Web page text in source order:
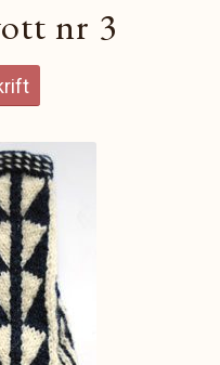
nr 3